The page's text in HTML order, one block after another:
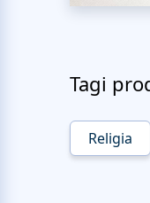
Tagi
Religia